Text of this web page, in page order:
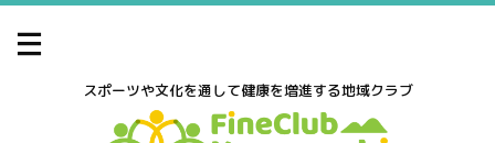
スポーツや文化を通して健康を増進する地域クラブ